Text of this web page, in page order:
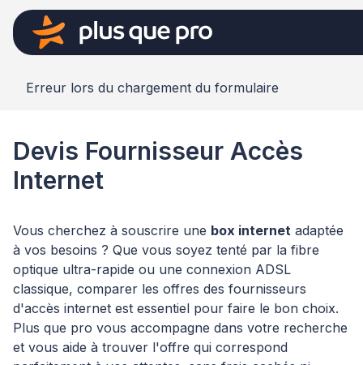
Erreur lors du chargement du formulaire
Devis Fournisseur Accès
Internet
Vous cherchez à souscrire une box internet adaptée
à vos besoins ? Que vous soyez tenté par la fibre
optique ultra-rapide ou une connexion ADSL
classique, comparer les offres des fournisseurs
d'accès internet est essentiel pour faire le bon choix.
Plus que pro vous accompagne dans votre recherche
et vous aide à trouver l'offre qui correspond